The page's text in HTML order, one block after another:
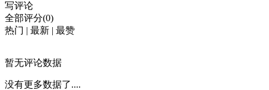
写评论
全部评分(0)
热门 | 最新 | 最赞
暂无评论数据
没有更多数据了....